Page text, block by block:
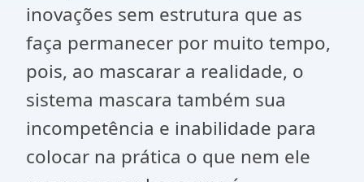
inovações sem estrutura que as
faça permanecer por muito tempo,
pois, ao mascarar a realidade, o
sistema mascara também sua
incompetência e inabilidade para
colocar na prática o que nem ele